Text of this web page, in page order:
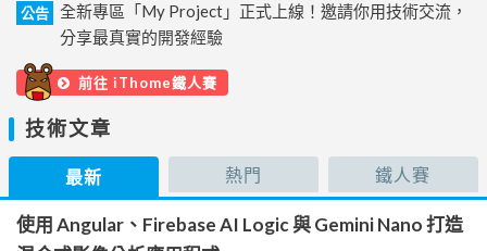
公告
全新專區「My Project」正式上線！邀請你用技術交流，
分享最真實的開發經驗
前往 iThome鐵人賽
技術文章
最新 熱門 鐵人賽
使用 Angular、Firebase AI Logic 與 Gemini Nano 打造